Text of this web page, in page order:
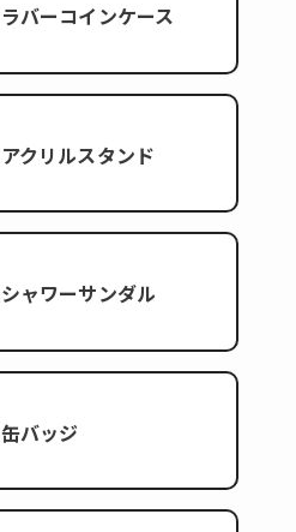
ラバーコインケース
アクリルスタンド
シャワーサンダル
缶バッジ